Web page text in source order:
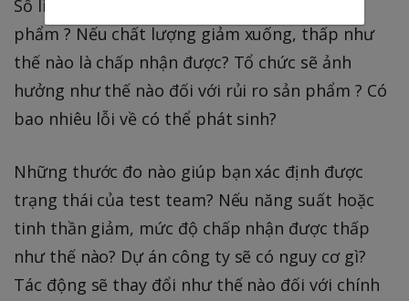
Số liệu nào giúp bạn xác định chất lượng sản
phẩm ? Nếu chất lượng giảm xuống, thấp như
thế nào là chấp nhận được? Tổ chức sẽ ảnh
hưởng như thế nào đối với rủi ro sản phẩm ? Có
bao nhiêu lỗi về có thể phát sinh?
Những thước đo nào giúp bạn xác định được
trạng thái của test team? Nếu năng suất hoặc
tinh thần giảm, mức độ chấp nhận được thấp
như thế nào? Dự án công ty sẽ có nguy cơ gì?
Tác động sẽ thay đổi như thế nào đối với chính